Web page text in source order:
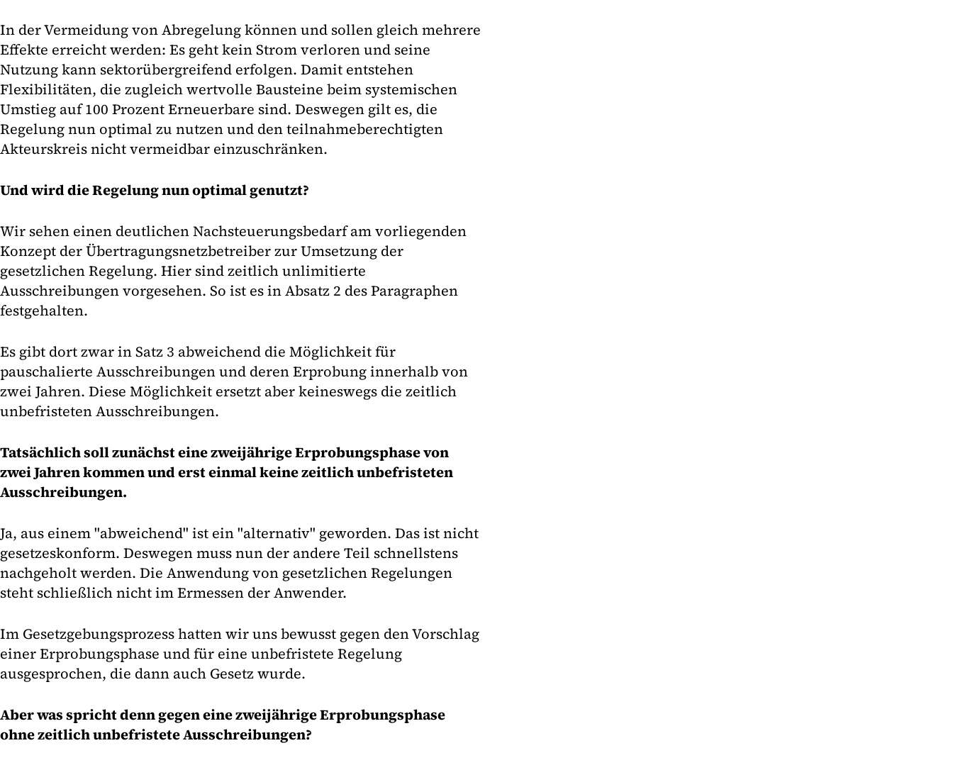
In der Vermeidung von Abregelung können und sollen gleich mehrere
Effekte erreicht werden: Es geht kein Strom verloren und seine
Nutzung kann sektorübergreifend erfolgen. Damit entstehen
Flexibilitäten, die zugleich wertvolle Bausteine beim systemischen
Umstieg auf 100 Prozent Erneuerbare sind. Deswegen gilt es, die
Regelung nun optimal zu nutzen und den teilnahmeberechtigten
Akteurskreis nicht vermeidbar einzuschränken.
Und wird die Regelung nun optimal genutzt?
Wir sehen einen deutlichen Nachsteuerungsbedarf am vorliegenden
Konzept der Übertragungsnetzbetreiber zur Umsetzung der
gesetzlichen Regelung. Hier sind zeitlich unlimitierte
Ausschreibungen vorgesehen. So ist es in Absatz 2 des Paragraphen
festgehalten.
Es gibt dort zwar in Satz 3 abweichend die Möglichkeit für
pauschalierte Ausschreibungen und deren Erprobung innerhalb von
zwei Jahren. Diese Möglichkeit ersetzt aber keineswegs die zeitlich
unbefristeten Ausschreibungen.
Tatsächlich soll zunächst eine zweijährige Erprobungsphase von
zwei Jahren kommen und erst einmal keine zeitlich unbefristeten
Ausschreibungen.
Ja, aus einem "abweichend" ist ein "alternativ" geworden. Das ist nicht
gesetzeskonform. Deswegen muss nun der andere Teil schnellstens
nachgeholt werden. Die Anwendung von gesetzlichen Regelungen
steht schließlich nicht im Ermessen der Anwender.
Im Gesetzgebungsprozess hatten wir uns bewusst gegen den Vorschlag
einer Erprobungsphase und für eine unbefristete Regelung
ausgesprochen, die dann auch Gesetz wurde.
Aber was spricht denn gegen eine zweijährige Erprobungsphase
ohne zeitlich unbefristete Ausschreibungen?